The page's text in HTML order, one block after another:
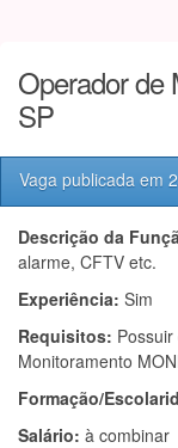
Operador de
SP
Vaga publicada em
Descrição da
alarme, CFTV etc.
Experiência: Sim
Requisitos:
Monitoramento
Formação/
Salário: à combinar